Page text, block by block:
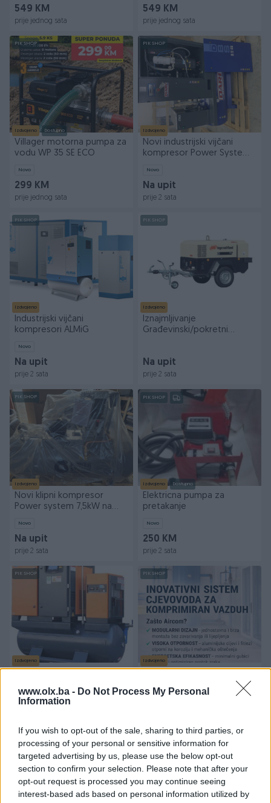
www.olx.ba - Do Not Process My Personal
Information
If you wish to opt-out of the sale, sharing to third parties, or
processing of your personal or sensitive information for
targeted advertising by us, please use the below opt-out
section to confirm your selection. Please note that after your
opt-out request is processed you may continue seeing
interest-based ads based on personal information utilized by
549 KM
prije jednog sata
549 KM
prije jednog sata
PIK SHOP
Izdvojeno Dostupno
Villager motorna pumpa za
vodu WP 35 SE ECO
Novo
299 KM
prije jednog sata
PIK SHOP
Izdvojeno
Novi industrijski vijčani
kompresor Power System
Novo
Na upit
prije 2 sata
PIK SHOP
Izdvojeno
Industrijski vijčani
kompresori ALMiG
Novo
Na upit
prije 2 sata
PIK SHOP
Izdvojeno
Iznajmljivanje
Građevinski/pokretni
Na upit
prije 2 sata
PIK SHOP
Izdvojeno
Novi klipni kompresor
Power system 7,5kW na
Novo
Na upit
prije 2 sata
PIK SHOP
Izdvojeno Dostupno
Elektricna pumpa za
pretakanje
Novo
250 KM
prije 2 sata
PIK SHOP
Izdvojeno
Novo
prije 2 sata
PIK SHOP
Izdvojeno
komprimiran vazduh/zrak
prije 2 sata